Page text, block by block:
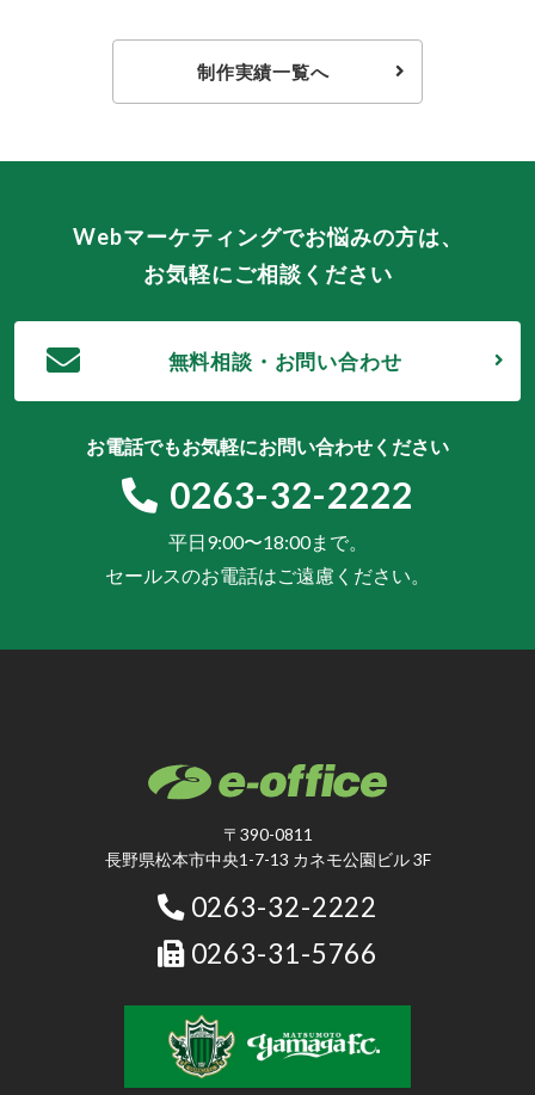
制作実績一覧へ
Webマーケティングでお悩みの方は、
お気軽にご相談ください
無料相談・お問い合わせ
お電話でもお気軽にお問い合わせください
0263-32-2222
平日9:00〜18:00まで。
セールスのお電話はご遠慮ください。
〒390-0811
長野県松本市中央1-7-13 カネモ公園ビル 3F
0263-32-2222
0263-31-5766